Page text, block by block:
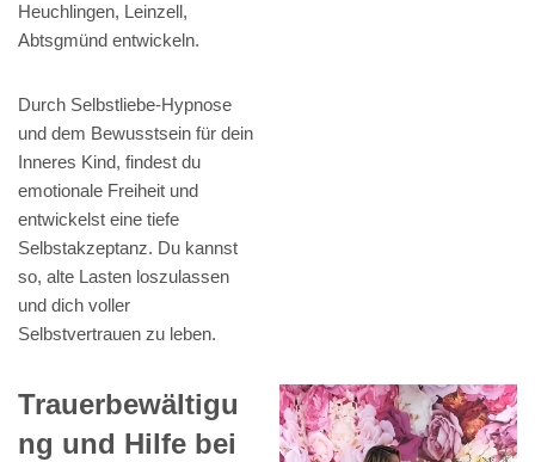
Heuchlingen, Leinzell,
Abtsgmünd entwickeln.
Durch Selbstliebe-Hypnose
und dem Bewusstsein für dein
Inneres Kind, findest du
emotionale Freiheit und
entwickelst eine tiefe
Selbstakzeptanz. Du kannst
so, alte Lasten loszulassen
und dich voller
Selbstvertrauen zu leben.
Trauerbewältigu
ng und Hilfe bei